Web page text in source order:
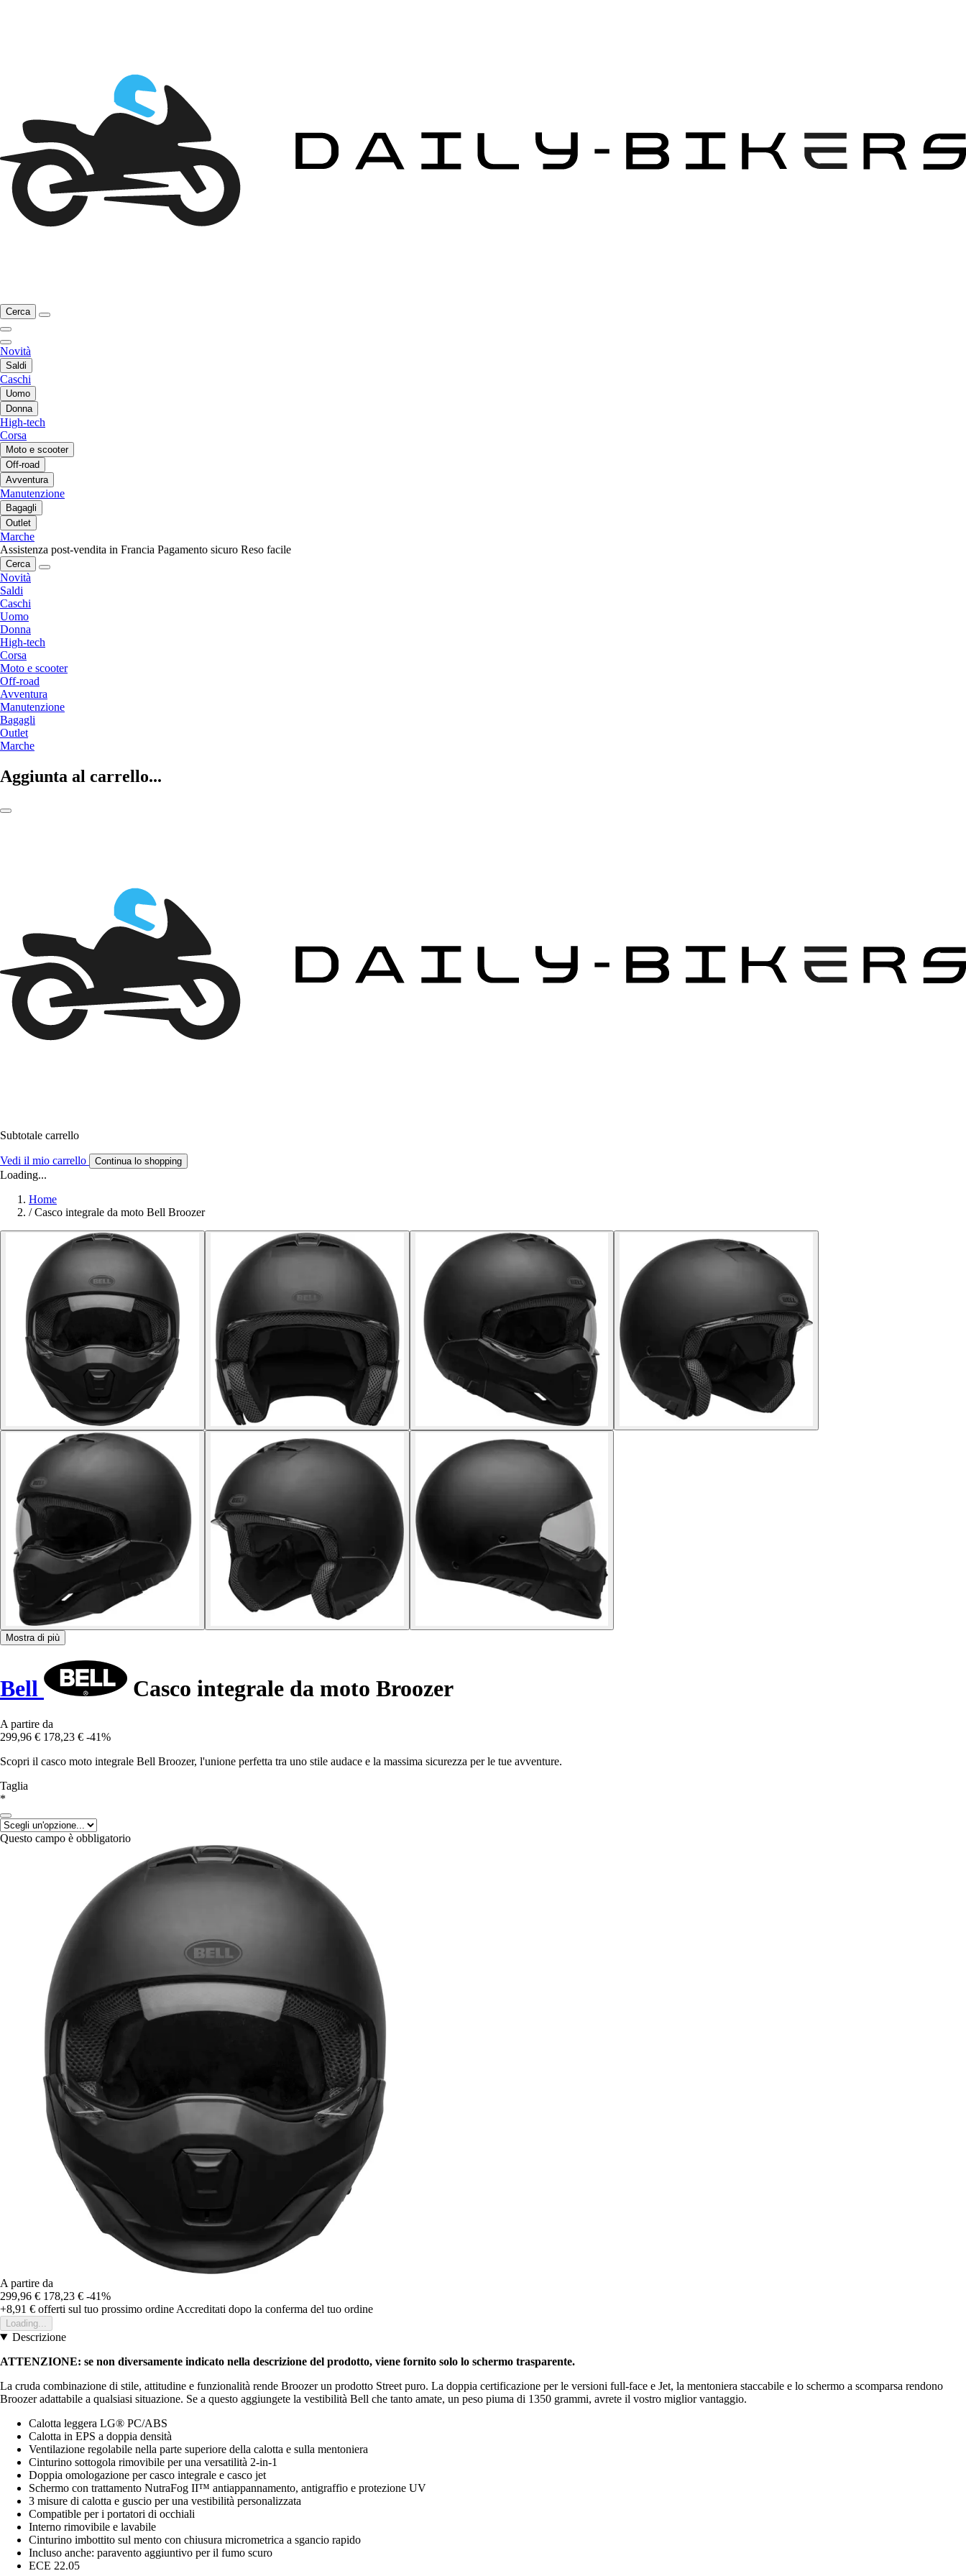
Cerca
Novità
Saldi
Caschi
Uomo
Donna
High-tech
Corsa
Moto e scooter
Off-road
Avventura
Manutenzione
Bagagli
Outlet
Marche
Assistenza post-vendita in Francia Pagamento sicuro Reso facile
Cerca
Novità
Saldi
Caschi
Uomo
Donna
High-tech
Corsa
Moto e scooter
Off-road
Avventura
Manutenzione
Bagagli
Outlet
Marche
Aggiunta al carrello...
Subtotale carrello
Vedi il mio carrello Continua lo shopping
Loading...
Home
/ Casco integrale da moto Bell Broozer
Mostra di più
Bell Casco integrale da moto Broozer
A partire da
299,96 € 178,23 € -41%
Scopri il casco moto integrale Bell Broozer, l'unione perfetta tra uno stile audace e la massima sicurezza per le tue avventure.
Taglia
*
Questo campo è obbligatorio
A partire da
299,96 € 178,23 € -41%
+8,91 € offerti sul tuo prossimo ordine Accreditati dopo la conferma del tuo ordine
Loading...
Descrizione
ATTENZIONE: se non diversamente indicato nella descrizione del prodotto, viene fornito solo lo schermo trasparente.
La cruda combinazione di stile, attitudine e funzionalità rende Broozer un prodotto Street puro. La doppia certificazione per le versioni full-face e Jet, la mentoniera staccabile e lo schermo a scomparsa rendono
Broozer adattabile a qualsiasi situazione. Se a questo aggiungete la vestibilità Bell che tanto amate, un peso piuma di 1350 grammi, avrete il vostro miglior vantaggio.
Calotta leggera LG® PC/ABS
Calotta in EPS a doppia densità
Ventilazione regolabile nella parte superiore della calotta e sulla mentoniera
Cinturino sottogola rimovibile per una versatilità 2-in-1
Doppia omologazione per casco integrale e casco jet
Schermo con trattamento NutraFog II™ antiappannamento, antigraffio e protezione UV
3 misure di calotta e guscio per una vestibilità personalizzata
Compatible per i portatori di occhiali
Interno rimovibile e lavabile
Cinturino imbottito sul mento con chiusura micrometrica a sgancio rapido
Incluso anche: paravento aggiuntivo per il fumo scuro
ECE 22.05